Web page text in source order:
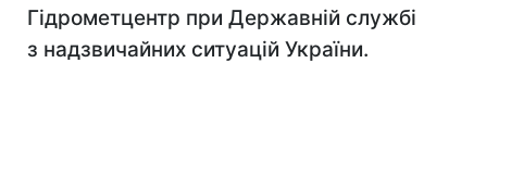
Гідрометцентр при Державній службі
з надзвичайних ситуацій України.